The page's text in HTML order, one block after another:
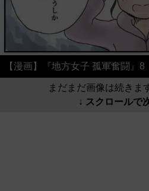
【漫画】『地方女子 孤軍奮闘』
まだまだ画像は続きま
↓ スクロールで